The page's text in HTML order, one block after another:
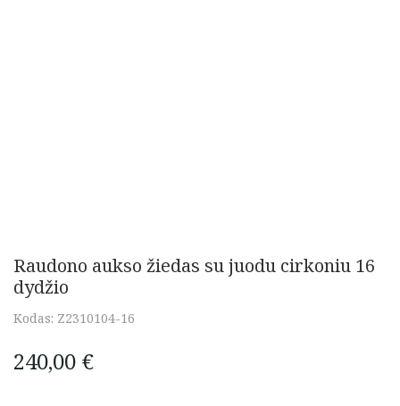
Raudono aukso žiedas su juodu cirkoniu 16
dydžio
Kodas: Z2310104-16
240,00 €